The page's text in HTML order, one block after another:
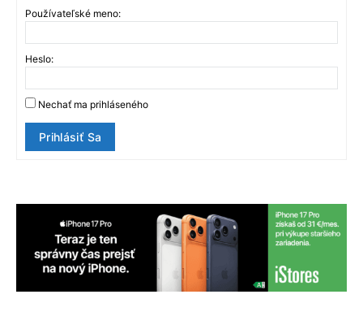
Používateľské meno:
Heslo:
Nechať ma prihláseného
Prihlásiť Sa